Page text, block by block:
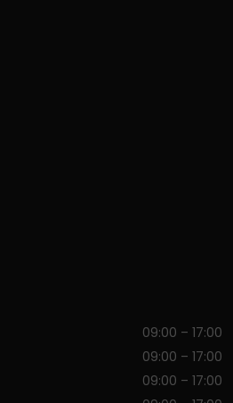
09:00 – 17:00
09:00 – 17:00
09:00 – 17:00